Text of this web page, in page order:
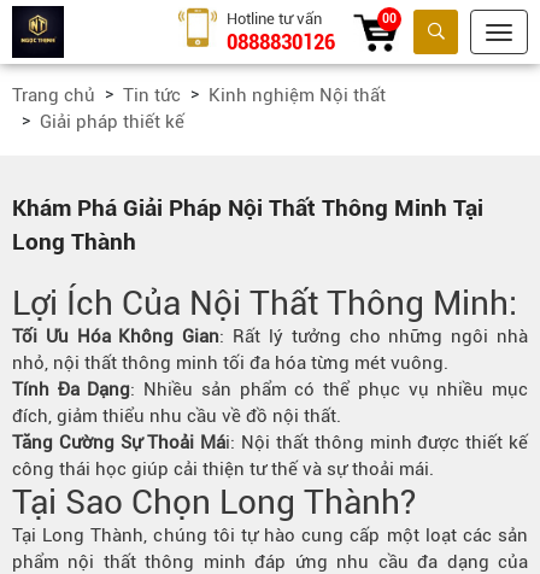
Tìm kiếm
Hotline tư vấn
0888830126
00
Trang chủ Tin tức
Kinh nghiệm Nội thất
Giải pháp thiết kế
Khám Phá Giải Pháp Nội Thất Thông Minh Tại
Long Thành
Lợi Ích Của Nội Thất Thông Minh:
Tối Ưu Hóa Không Gian: Rất lý tưởng cho những ngôi nhà
nhỏ, nội thất thông minh tối đa hóa từng mét vuông.
Tính Đa Dạng: Nhiều sản phẩm có thể phục vụ nhiều mục
đích, giảm thiểu nhu cầu về đồ nội thất.
Tăng Cường Sự Thoải Mái: Nội thất thông minh được thiết kế
công thái học giúp cải thiện tư thế và sự thoải mái.
Tại Sao Chọn Long Thành?
Tại Long Thành, chúng tôi tự hào cung cấp một loạt các sản
phẩm nội thất thông minh đáp ứng nhu cầu đa dạng của